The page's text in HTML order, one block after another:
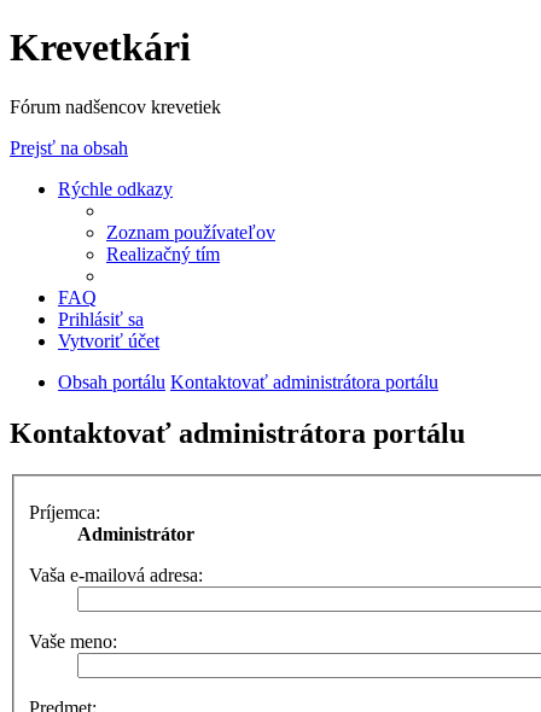
Krevetkári
Fórum nadšencov krevetiek
Prejsť na obsah
Rýchle odkazy
Zoznam používateľov
Realizačný tím
FAQ
Prihlásiť sa
Vytvoriť účet
Obsah portálu Kontaktovať administrátora portálu
Kontaktovať administrátora portálu
Príjemca:
Administrátor
Vaša e-mailová adresa:
Vaše meno: